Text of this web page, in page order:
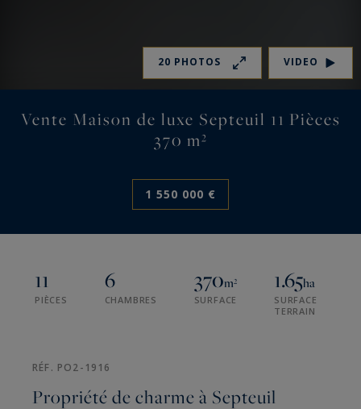
20 PHOTOS VIDEO
Vente Maison de luxe Septeuil 11 Pièces
370 m²
1 550 000 €
11
PIÈCES
6
CHAMBRES
370m²
SURFACE
1.65ha
SURFACE
TERRAIN
RÉF. PO2-1916
Propriété de charme à Septeuil